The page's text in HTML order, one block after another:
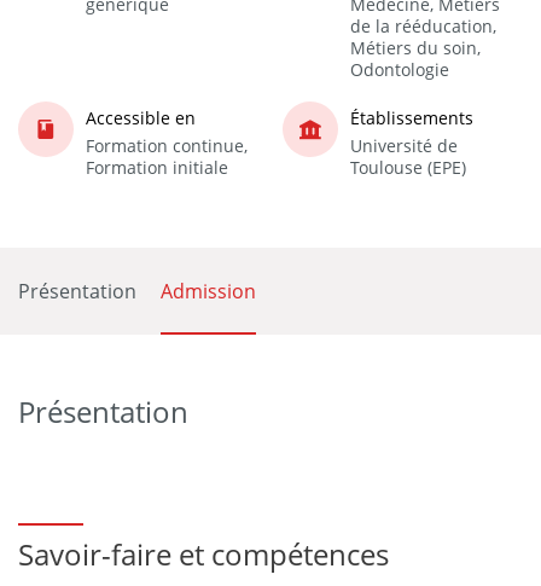
de la rééducation,
Métiers du soin,
Odontologie
Accessible en
Formation continue,
Formation initiale
Établissements
Université de
Toulouse (EPE)
Présentation Admission
Présentation
Savoir-faire et compétences